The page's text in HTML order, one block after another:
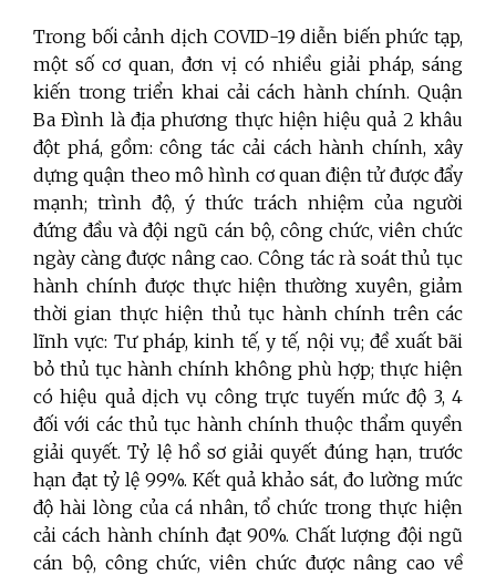
Trong bối cảnh dịch COVID-19 diễn biến phức tạp,
một số cơ quan, đơn vị có nhiều giải pháp, sáng
kiến trong triển khai cải cách hành chính. Quận
Ba Đình là địa phương thực hiện hiệu quả 2 khâu
đột phá, gồm: công tác cải cách hành chính, xây
dựng quận theo mô hình cơ quan điện tử được đẩy
mạnh; trình độ, ý thức trách nhiệm của người
đứng đầu và đội ngũ cán bộ, công chức, viên chức
ngày càng được nâng cao. Công tác rà soát thủ tục
hành chính được thực hiện thường xuyên, giảm
thời gian thực hiện thủ tục hành chính trên các
lĩnh vực: Tư pháp, kinh tế, y tế, nội vụ; đề xuất bãi
bỏ thủ tục hành chính không phù hợp; thực hiện
có hiệu quả dịch vụ công trực tuyến mức độ 3, 4
đối với các thủ tục hành chính thuộc thẩm quyền
giải quyết. Tỷ lệ hồ sơ giải quyết đúng hạn, trước
hạn đạt tỷ lệ 99%. Kết quả khảo sát, đo lường mức
độ hài lòng của cá nhân, tổ chức trong thực hiện
cải cách hành chính đạt 90%. Chất lượng đội ngũ
cán bộ, công chức, viên chức được nâng cao về